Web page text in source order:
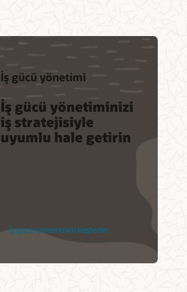
İş gücü yönetimi
İş gücü yönetiminizi
iş stratejisiyle
uyumlu hale getirin
İş gücü yönetimini keşfedin